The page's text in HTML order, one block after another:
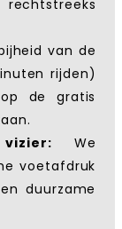
van de
rijden)
de gratis
We
voetafdruk
duurzame